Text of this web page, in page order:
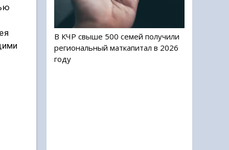
В КЧР свыше 500 семей получили
региональный маткапитал в 2026
году